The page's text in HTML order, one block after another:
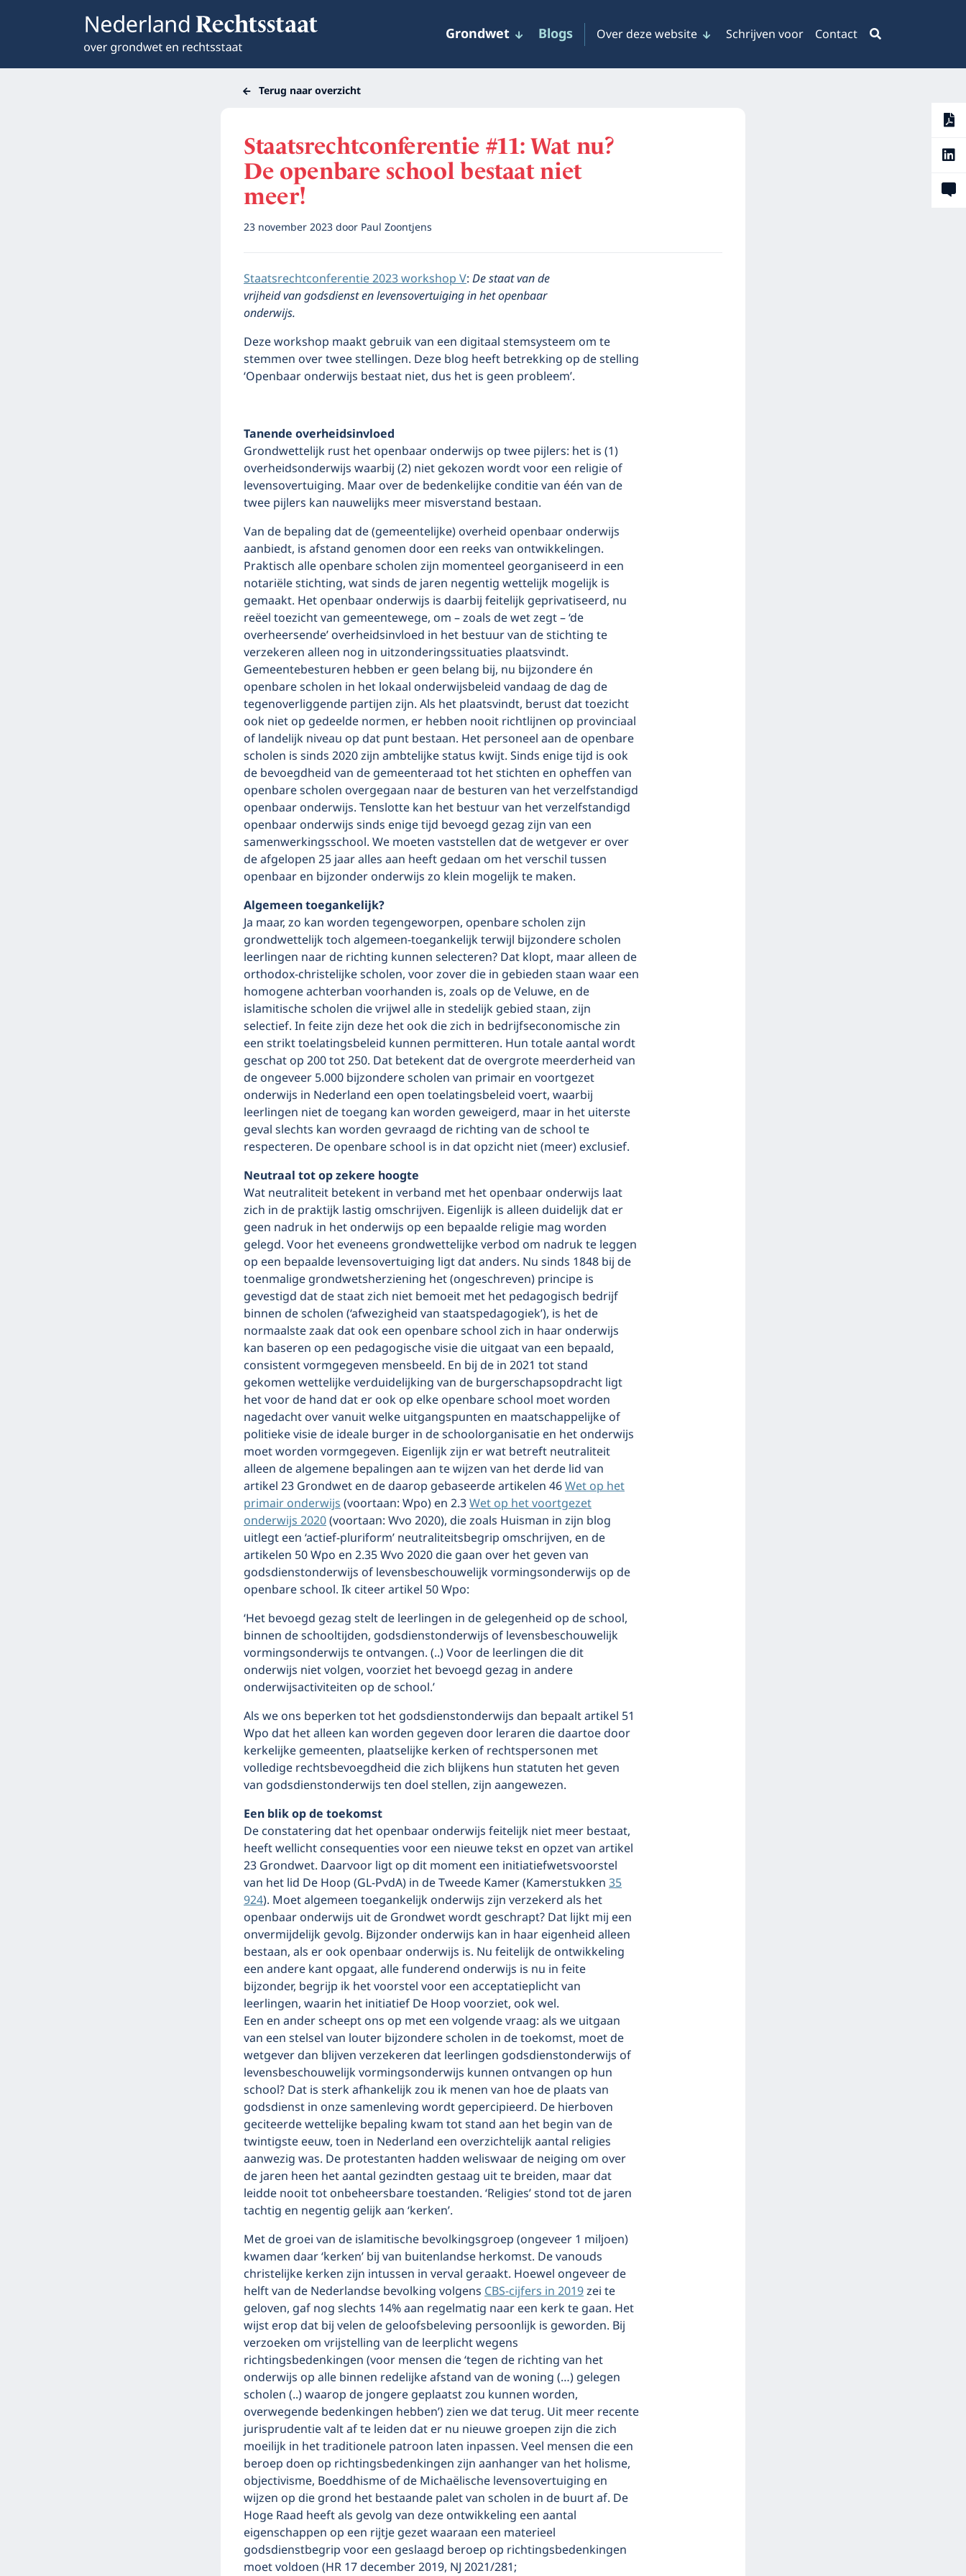
Grondwet Blogs Over deze website Schrijven voor Contact
Terug naar overzicht
Staatsrechtconferentie #11: Wat nu?
De openbare school bestaat niet
meer!
23 november 2023door Paul Zoontjens
Staatsrechtconferentie 2023 workshop V:De staat van de
vrijheid van godsdienst en levensovertuiging in het openbaar
onderwijs.
Deze workshop maakt gebruik van een digitaal stemsysteem om te
stemmen over twee stellingen. Deze blog heeft betrekking op de stelling
‘Openbaar onderwijs bestaat niet, dus het is geen probleem’.
Tanende overheidsinvloed
Grondwettelijk rust het openbaar onderwijs op twee pijlers: het is (1)
overheidsonderwijs waarbij (2) niet gekozen wordt voor een religie of
levensovertuiging. Maar over de bedenkelijke conditie van één van de
twee pijlers kan nauwelijks meer misverstand bestaan.
Van de bepaling dat de (gemeentelijke) overheid openbaar onderwijs
aanbiedt, is afstand genomen door een reeks van ontwikkelingen.
Praktisch alle openbare scholen zijn momenteel geor­ganiseerd in een
notariële stichting, wat sinds de jaren negentig wettelijk mogelijk is
gemaakt. Het openbaar onderwijs is daarbij feitelijk geprivatiseerd, nu
reëel toezicht van gemeentewege, om – zoals de wet zegt – ‘de
overheersende’ overheidsinvloed in het bestuur van de stichting te
verze­keren alleen nog in uitzonderingssituaties plaatsvindt.
Gemeentebesturen hebben er geen belang bij, nu bijzondere én
openbare scholen in het lokaal onderwijsbeleid vandaag de dag de
tegenoverliggende partijen zijn. Als het plaatsvindt, berust dat toezicht
ook niet op gedeelde normen, er hebben nooit richtlijnen op provinciaal
of landelijk niveau op dat punt bestaan. Het personeel aan de openbare
scholen is sinds 2020 zijn ambtelijke status kwijt. Sinds enige tijd is ook
de bevoegdheid van de gemeenteraad tot het stichten en opheffen van
openbare scholen overgegaan naar de besturen van het verzelfstandigd
openbaar onderwijs. Tenslotte kan het bestuur van het verzelfstan­digd
openbaar onderwijs sinds enige tijd bevoegd gezag zijn van een
samenwerkingsschool. We moeten vaststellen dat de wetgever er over
de afgelopen 25 jaar alles aan heeft gedaan om het verschil tussen
openbaar en bijzonder onderwijs zo klein mogelijk te maken.
Algemeen toegankelijk?
Ja maar, zo kan worden tegengeworpen, openbare scholen zijn
grondwettelijk toch algemeen-toegankelijk terwijl bijzondere scholen
leerlingen naar de richting kunnen selecteren? Dat klopt, maar alleen de
ortho­dox-christelijke scholen, voor zover die in gebieden staan waar een
homogene achterban voorhanden is, zoals op de Veluwe, en de
islamitische scholen die vrijwel alle in stedelijk gebied staan, zijn
selectief. In feite zijn deze het ook die zich in bedrijfseconomische zin
een strikt toelatingsbeleid kunnen permitteren. Hun totale aantal wordt
geschat op 200 tot 250. Dat betekent dat de overgrote meer­derheid van
de ongeveer 5.000 bijzondere scholen van primair en voortgezet
onderwijs in Nederland een open toelatingsbeleid voert, waarbij
leerlingen niet de toegang kan worden geweigerd, maar in het uiterste
geval slechts kan worden gevraagd de richting van de school te
respecteren. De openbare school is in dat opzicht niet (meer) exclusief.
Neutraal tot op zekere hoogte
Wat neutraliteit betekent in verband met het openbaar onderwijs laat
zich in de praktijk lastig omschrijven. Eigenlijk is alleen duidelijk dat er
geen nadruk in het onderwijs op een bepaalde religie mag worden
gelegd. Voor het eveneens grondwettelijke verbod om nadruk te leggen
op een bepaalde levensovertuiging ligt dat anders. Nu sinds 1848 bij de
toenmalige grondwetsherziening het (ongeschreven) principe is
gevestigd dat de staat zich niet bemoeit met het pedagogisch bedrijf
binnen de scholen (‘afwezigheid van staatspedagogiek’), is het de
normaalste zaak dat ook een openbare school zich in haar onderwijs
kan baseren op een pedagogische visie die uitgaat van een bepaald,
consistent vormgegeven mensbeeld. En bij de in 2021 tot stand
gekomen wettelijke verduidelijking van de burgerschapsopdracht ligt
het voor de hand dat er ook op elke openbare school moet worden
nagedacht over vanuit welke uitgangspunten en maatschappelijke of
politieke visie de ideale burger in de schoolorganisatie en het onderwijs
moet worden vormgegeven. Eigenlijk zijn er wat betreft neutraliteit
alleen de algemene bepalingen aan te wijzen van het derde lid van
artikel 23 Grondwet en de daarop gebaseerde artikelen 46Wet op het
primair onderwijs(voortaan: Wpo) en 2.3Wet op het voortgezet
onderwijs 2020(voortaan: Wvo 2020), die zoals Huisman in zijn blog
uitlegt een ‘actief-pluriform’ neutraliteitsbegrip omschrijven, en de
artikelen 50 Wpo en 2.35 Wvo 2020 die gaan over het geven van
godsdienstonderwijs of levensbeschouwelijk vormingsonderwijs op de
openbare school. Ik citeer artikel 50 Wpo:
‘Het bevoegd gezag stelt de leerlingen in de gelegenheid op de school,
binnen de schooltijden, godsdienstonderwijs of levensbeschouwelijk
vormingsonderwijs te ontvangen. (..) Voor de leerlingen die dit
onderwijs niet volgen, voorziet het bevoegd gezag in andere
onderwijsactiviteiten op de school.’
Als we ons beperken tot het godsdienstonderwijs dan bepaalt artikel 51
Wpo dat het alleen kan worden gegeven door leraren die daartoe door
kerkelijke gemeenten, plaatselijke kerken of rechtspersonen met
volledige rechtsbevoegdheid die zich blijkens hun statuten het geven
van godsdienstonderwijs ten doel stellen, zijn aangewezen.
Een blik op de toekomst
De constatering dat het openbaar onderwijs feitelijk niet meer bestaat,
heeft wellicht consequenties voor een nieuwe tekst en opzet van artikel
23 Grondwet. Daarvoor ligt op dit moment een initiatiefwetsvoorstel
van het lid De Hoop (GL-PvdA) in de Tweede Kamer (Kamerstukken35
924). Moet algemeen toegankelijk onderwijs zijn verzekerd als het
openbaar onderwijs uit de Grondwet wordt geschrapt? Dat lijkt mij een
onvermijdelijk gevolg. Bijzonder onderwijs kan in haar eigenheid alleen
bestaan, als er ook openbaar onderwijs is. Nu feitelijk de ontwikkeling
een andere kant opgaat, alle funderend onderwijs is nu in feite
bijzonder, begrijp ik het voorstel voor een acceptatieplicht van
leerlingen, waarin het initiatief De Hoop voorziet, ook wel.
Een en ander scheept ons op met een volgende vraag: als we uitgaan
van een stelsel van louter bijzondere scholen in de toekomst, moet de
wetgever dan blijven verzekeren dat leerlingen godsdienstonderwijs of
levensbeschouwelijk vormingsonderwijs kunnen ontvangen op hun
school? Dat is sterk afhankelijk zou ik menen van hoe de plaats van
godsdienst in onze samenleving wordt gepercipieerd. De hierboven
geciteerde wettelijke bepaling kwam tot stand aan het begin van de
twintigste eeuw, toen in Nederland een overzichtelijk aantal religies
aanwezig was. De protestanten hadden weliswaar de neiging om over
de jaren heen het aantal gezindten gestaag uit te breiden, maar dat
leidde nooit tot onbeheersbare toestanden. ‘Religies’ stond tot de jaren
tachtig en negentig gelijk aan ‘kerken’.
Met de groei van de islamitische bevolkingsgroep (ongeveer 1 miljoen)
kwamen daar ‘kerken’ bij van buitenlandse herkomst. De vanouds
christelijke kerken zijn intussen in verval geraakt. Hoewel ongeveer de
helft van de Nederlandse bevolking volgensCBS-cijfers in 2019zei te
geloven, gaf nog slechts 14% aan regelmatig naar een kerk te gaan. Het
wijst erop dat bij velen de geloofsbeleving persoonlijk is geworden. Bij
verzoeken om vrijstelling van de leerplicht wegens
richtingsbedenkingen (voor mensen die ‘tegen de richting van het
onderwijs op alle binnen redelijke afstand van de woning (…) gelegen
scholen (..) waarop de jongere geplaatst zou kunnen worden,
overwegende bedenkingen hebben’) zien we dat terug. Uit meer recente
jurisprudentie valt af te leiden dat er nu nieuwe groepen zijn die zich
moeilijk in het traditionele patroon laten inpassen. Veel mensen die een
beroep doen op richtingsbedenkingen zijn aanhanger van het holisme,
objectivisme, Boeddhisme of de Michaëlische levensovertuiging en
wijzen op die grond het bestaande palet van scholen in de buurt af. De
Hoge Raad heeft als gevolg van deze ontwikkeling een aantal
eigenschappen op een rijtje gezet waaraan een materieel
godsdienstbegrip voor een geslaagd beroep op richtingsbedenkingen
moet voldoen (HR 17 december 2019, NJ 2021/281;